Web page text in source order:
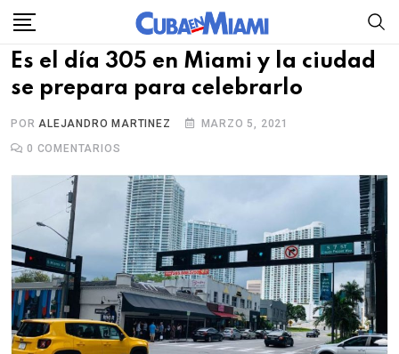
Skip
content
Es el día 305 en Miami y la ciudad
se prepara para celebrarlo
PORALEJANDRO MARTINEZ
MARZO 5, 2021
0 COMENTARIOS